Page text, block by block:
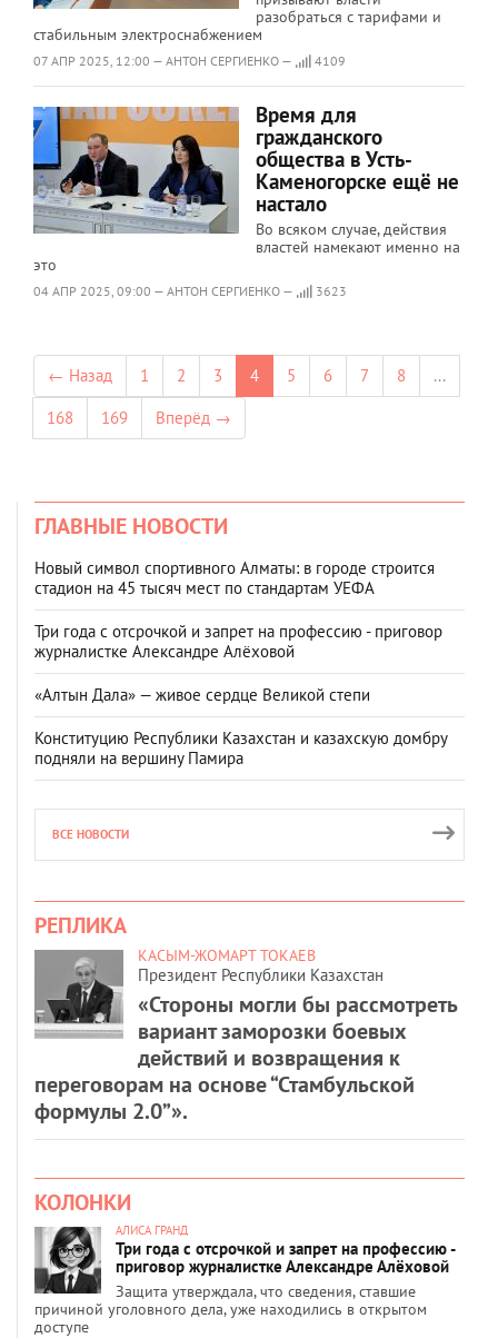
разобраться с тарифами и
стабильным электроснабжением
07 АПР 2025, 12:00 — АНТОН СЕРГИЕНКО — 4109
Время для
гражданского
общества в Усть-
Каменогорске ещё не
настало
Во всяком случае, действия
властей намекают именно на
это
04 АПР 2025, 09:00 — АНТОН СЕРГИЕНКО — 3623
← Назад 1 2 3 4 5 6 7 8
...
168
169 Вперёд →
ГЛАВНЫЕ НОВОСТИ
Новый символ спортивного Алматы: в городе строится
стадион на 45 тысяч мест по стандартам УЕФА
Три года с отсрочкой и запрет на профессию - приговор
журналистке Александре Алёховой
«Алтын Дала» — живое сердце Великой степи
Конституцию Республики Казахстан и казахскую домбру
подняли на вершину Памира
ВСЕ НОВОСТИ
РЕПЛИКА
КАСЫМ-ЖОМАРТ ТОКАЕВ
Президент Республики Казахстан
«Стороны могли бы рассмотреть
вариант заморозки боевых
действий и возвращения к
переговорам на основе “Стамбульской
формулы 2.0”».
КОЛОНКИ
АЛИСА ГРАНД
Три года с отсрочкой и запрет на профессию -
приговор журналистке Александре Алёховой
Защита утверждала, что сведения, ставшие
причиной уголовного дела, уже находились в открытом
доступе